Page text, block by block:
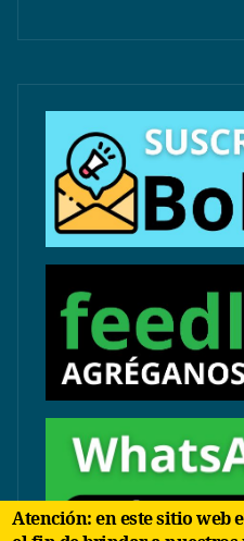
Atención: en este sitio web estamos usando cookies con